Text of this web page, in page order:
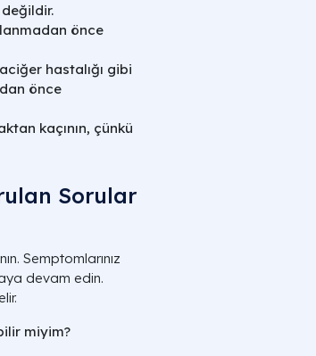
önce
hastalığı gibi
önce
kaçının, çünkü
Sorular
Semptomlarınız
devam edin.
miyim?